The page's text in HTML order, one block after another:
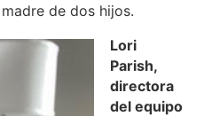
de dos hijos.
Lori
Parish,
directora
del equipo